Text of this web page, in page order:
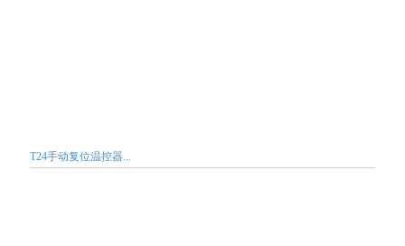
T24手动复位温控器...